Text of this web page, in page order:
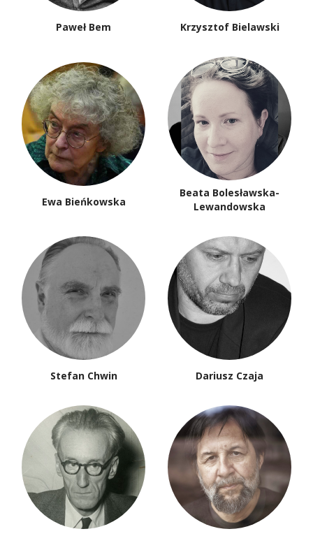
Paweł Bem Krzysztof Bielawski
Ewa Bieńkowska
Beata Bolesławska-
Lewandowska
Stefan Chwin Dariusz Czaja